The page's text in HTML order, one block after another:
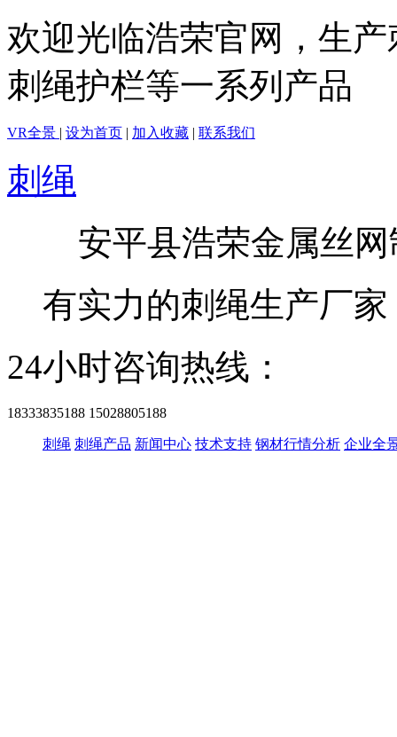
欢迎光临浩荣官网，生
刺绳护栏等一系列产品
VR全景 | 设为首页 | 加入收藏 | 联系我们
刺绳
安平县浩荣金属丝
有实力的刺绳生产厂家
24小时咨询热线：
18333835188 15028805188
刺绳 刺绳产品 新闻中心 技术支持 钢材行情分析 企业全